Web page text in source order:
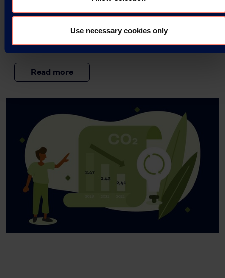
Use necessary cookies only
sustainability of Kuraray’s products and identify…
Read more